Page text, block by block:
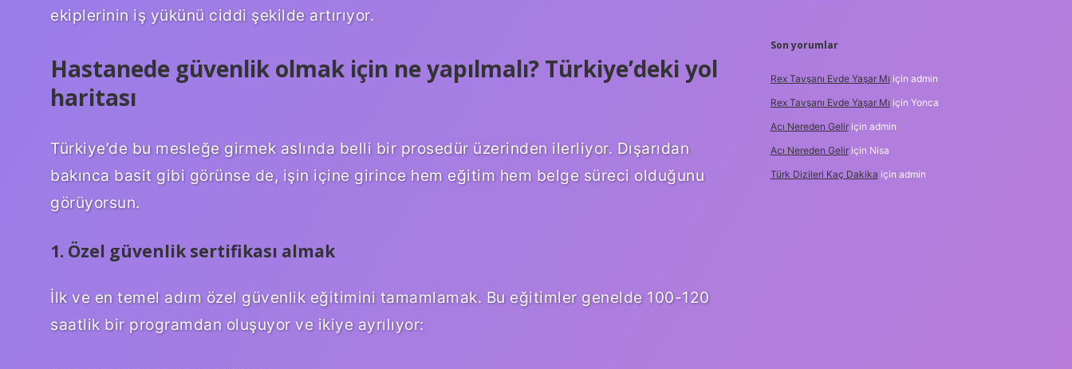
ekiplerinin iş yükünü ciddi şekilde artırıyor.
Hastanede güvenlik olmak için ne yapılmalı? Türkiye’deki yol
haritası
Türkiye’de bu mesleğe girmek aslında belli bir prosedür üzerinden ilerliyor. Dışarıdan
bakınca basit gibi görünse de, işin içine girince hem eğitim hem belge süreci olduğunu
görüyorsun.
1. Özel güvenlik sertifikası almak
İlk ve en temel adım özel güvenlik eğitimini tamamlamak. Bu eğitimler genelde 100-120
saatlik bir programdan oluşuyor ve ikiye ayrılıyor:
Son yorumlar
Rex Tavşanı Evde Yaşar Mı için admin
Rex Tavşanı Evde Yaşar Mı için Yonca
Acı Nereden Geliriçin admin
Acı Nereden Geliriçin Nisa
Türk Dizileri Kaç Dakika için admin